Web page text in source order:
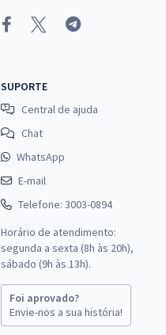
SUPORTE
Central de ajuda
Chat
WhatsApp
E-mail
Telefone: 3003-0894
Horário de atendimento:
segunda a sexta (8h às 20h),
sábado (9h às 13h).
Foi aprovado?
Envie-nos a sua história!